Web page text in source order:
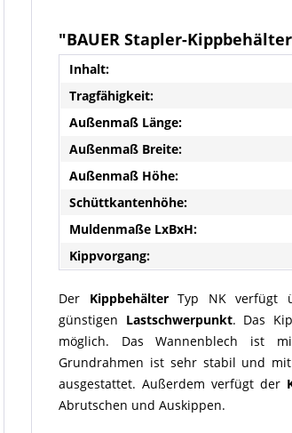
"BAUER Stapler-
Inhalt:
Tragfähigkeit:
Außenmaß Länge:
Außenmaß Breite:
Außenmaß Höhe:
Schüttkantenhöhe:
Muldenmaße LxBxH:
Kippvorgang:
Der KippbehälterTyp NK verfügt
günstigen Lastschwerpunkt. Das
möglich. Das Wannenblech ist
Grundrahmen ist sehr stabil und mit
ausgestattet. Außerdem verfügt der
Abrutschen und Auskippen.